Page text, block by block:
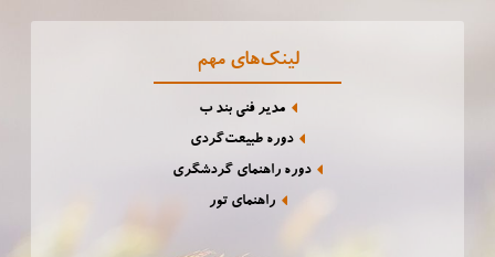
لینک‌های مهم
مدیر فنی بند ب
دوره طبیعت‌گردی
دوره راهنمای گردشگری
راهنمای تور